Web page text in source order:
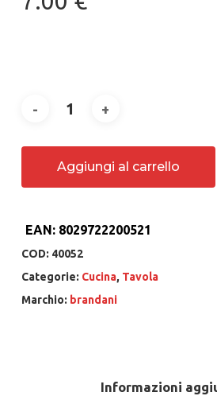
Aggiungi al carrello
EAN: 8029722200521
COD: 40052
Categorie: Cucina, Tavola
Marchio: brandani
Informazioni